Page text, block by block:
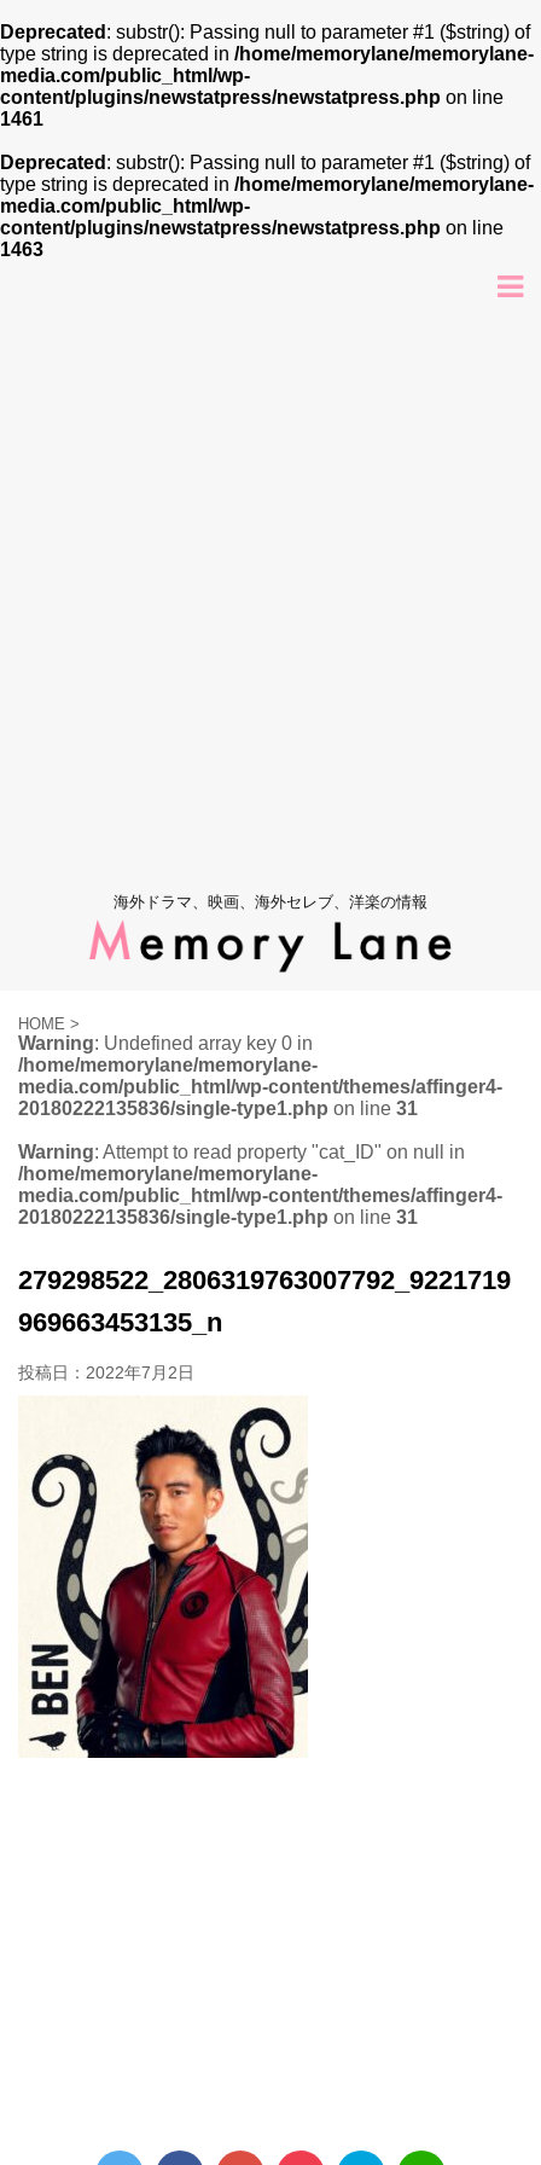
Deprecated : substr(): Passing null to parameter #1 ($string) of
type string is deprecated in /home/memorylane/memorylane-
media.com/public_html/wp-
content/plugins/newstatpress/newstatpress.php on line
1461
Deprecated : substr(): Passing null to parameter #1 ($string) of
type string is deprecated in /home/memorylane/memorylane-
media.com/public_html/wp-
content/plugins/newstatpress/newstatpress.php on line
1463
海外ドラマ、映画、海外セレブ、洋楽の情報
HOME >
Warning: Undefined array key 0 in
/home/memorylane/memorylane-
media.com/public_html/wp-content/themes/affinger4-
20180222135836/single-type1.php on line 31
Warning: Attempt to read property "cat_ID" on null in
/home/memorylane/memorylane-
media.com/public_html/wp-content/themes/affinger4-
20180222135836/single-type1.php on line 31
279298522_2806319763007792_9221719
969663453135_n
投稿日： 2022年7月2日